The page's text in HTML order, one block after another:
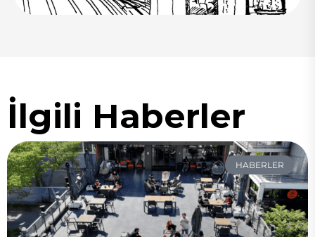
İlgili Haberler
HABERLER